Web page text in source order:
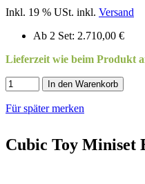
Inkl. 19 % USt. inkl. Versand
Ab 2 Set: 2.710,00 €
Lieferzeit wie beim Produkt
In den Warenkorb
Für später merken
Cubic Toy Miniset